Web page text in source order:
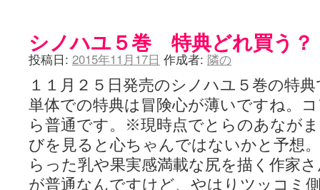
シノハユ５巻 特典どれ買う？
投稿日: 2015年11月17日 作成者: 隣の
１１月２５日発売のシノハユ５巻の特
単体での特典は冒険心が薄いですね。
ら普通です。※現時点でとらのあなが
びを見ると心ちゃんではないかと予想
らった乳や果実感満載な尻を描く作家
が普通なんですけど、やはりツッコミ